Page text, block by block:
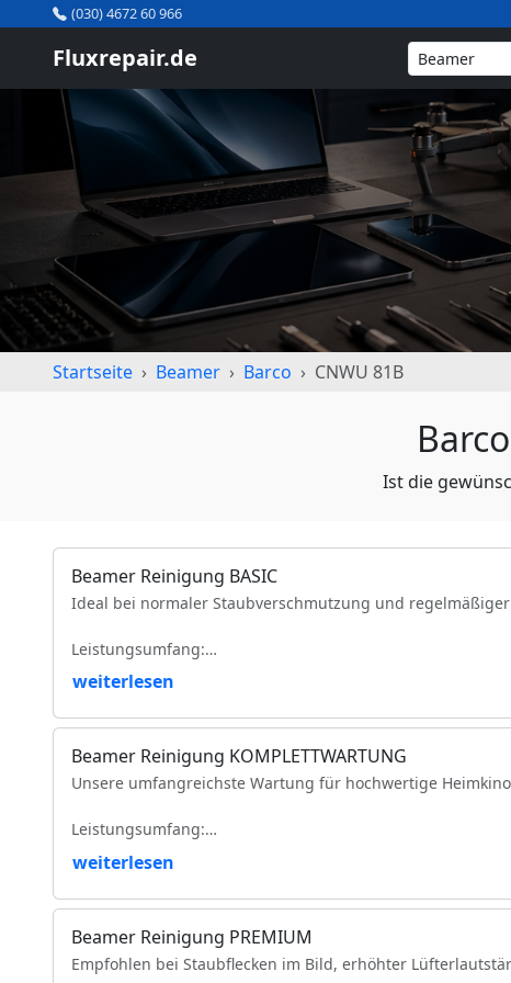
(030) 4672 60 966
Fluxrepair.de
Startseite Beamer Barco CNWU 81B
Ist die
Beamer Reinigung BASIC
Ideal bei normaler Staubverschmutzung und
Leistungsumfang:
Reinigung der Luftfilter und Gehäuseteile
Reinigung der Lüfter und Lüftungskanäle
Objektivreinigung
Entfernung loser Staubablagerungen im Geräteinneren
Funktionsprüfung
VDE-Sicherheitsprüfung
weiterlesen
Beamer Reinigung KOMPLETTWARTUNG
Unsere umfangreichste Wartung für hochwertige
Leistungsumfang:
Vollständige Zerlegung des Projektors (modellabhängig)
Komplette Reinigung des optischen Lichtwegs
Reinigung des DMD-/LCD-Bereichs
Reinigung und Prüfung des Farbrads
weiterlesen
Beamer Reinigung PREMIUM
Empfohlen bei Staubflecken im Bild, erhöhter